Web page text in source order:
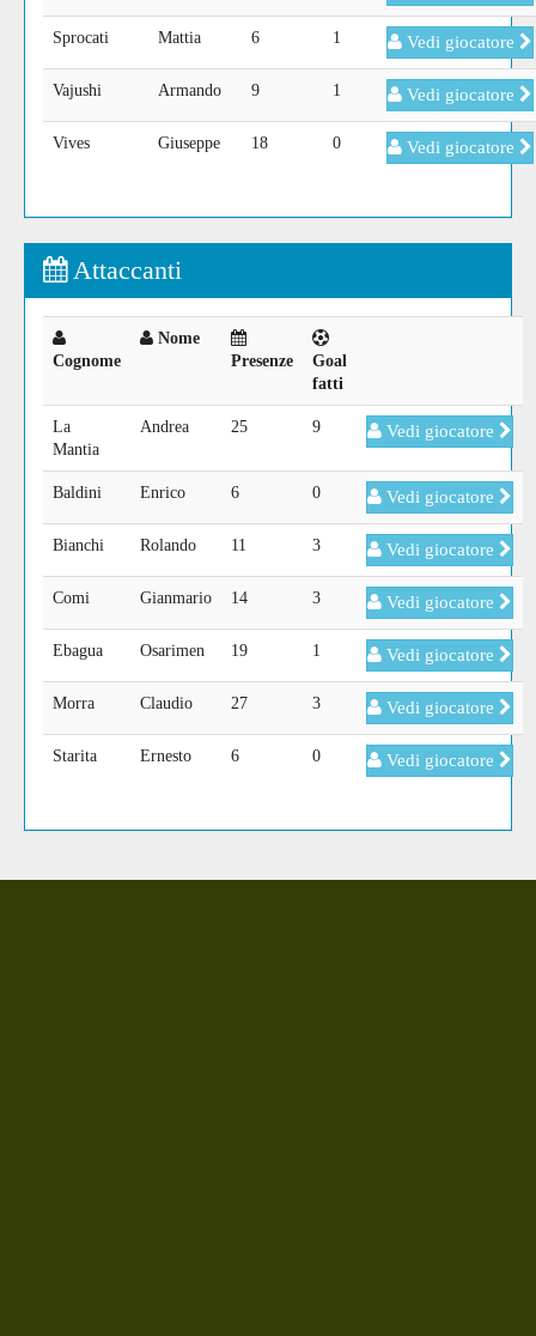
Sprocati Mattia 6 1 Vedi giocatore
Vajushi Armando 9 1 Vedi giocatore
Vives Giuseppe 18 0 Vedi giocatore
Attaccanti
Cognome
Nome
Presenze
Goal
fatti
La
Mantia
Andrea 25 9 Vedi giocatore
Baldini Enrico 6 0 Vedi giocatore
Bianchi Rolando 11 3 Vedi giocatore
Comi Gianmario 14 3 Vedi giocatore
Ebagua Osarimen 19 1 Vedi giocatore
Morra Claudio 27 3 Vedi giocatore
Starita Ernesto 6 0 Vedi giocatore